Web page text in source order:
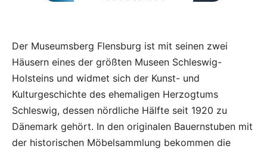
Der Museumsberg Flensburg ist mit seinen zwei
Häusern eines der größten Museen Schleswig-
Holsteins und widmet sich der Kunst- und
Kulturgeschichte des ehemaligen Herzogtums
Schleswig, dessen nördliche Hälfte seit 1920 zu
Dänemark gehört. In den originalen Bauernstuben mit
der historischen Möbelsammlung bekommen die